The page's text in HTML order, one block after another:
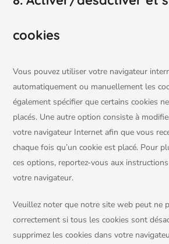
cookies
Vous pouvez utiliser votre navigateur
automatiquement ou manuellement les
également spécifier que certains cookies
placés. Une autre option consiste à
votre navigateur Internet afin que vous
chaque fois qu’un cookie est placé. Pour
ces options, reportez-vous aux
votre navigateur.
Veuillez noter que notre site web peut ne
correctement si tous les cookies sont
supprimez les cookies dans votre